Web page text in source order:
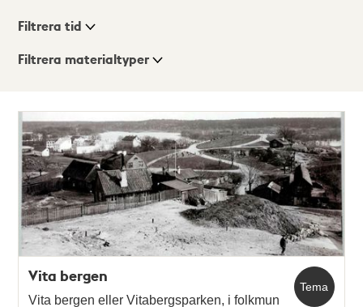
Visningsläge
Lista
Karta
Filtrera tid
Filtrera materialtyper
träffar
Tema
Vita bergen
Vita bergen eller Vitabergsparken, i folkmun